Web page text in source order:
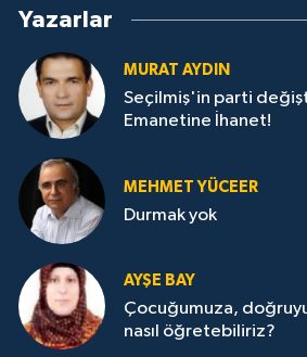
Yazarlar
MURAT AYDIN
Seçilmiş'in parti
Emanetine İhanet!
MEHMET YÜCEER
Durmak yok
AYŞE BAY
Çocuğumuza, doğruyu
nasıl öğretebiliriz?